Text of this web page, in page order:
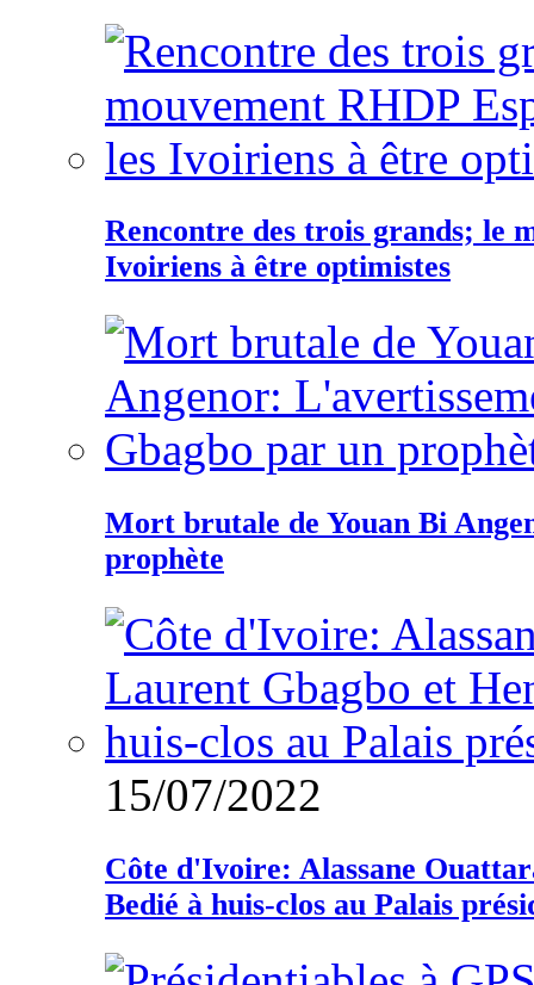
Rencontre des trois grands; le
Ivoiriens à être optimistes
Mort brutale de Youan Bi
prophète
15/07/2022
Côte d'Ivoire: Alassane
Bedié à huis-clos au Palais